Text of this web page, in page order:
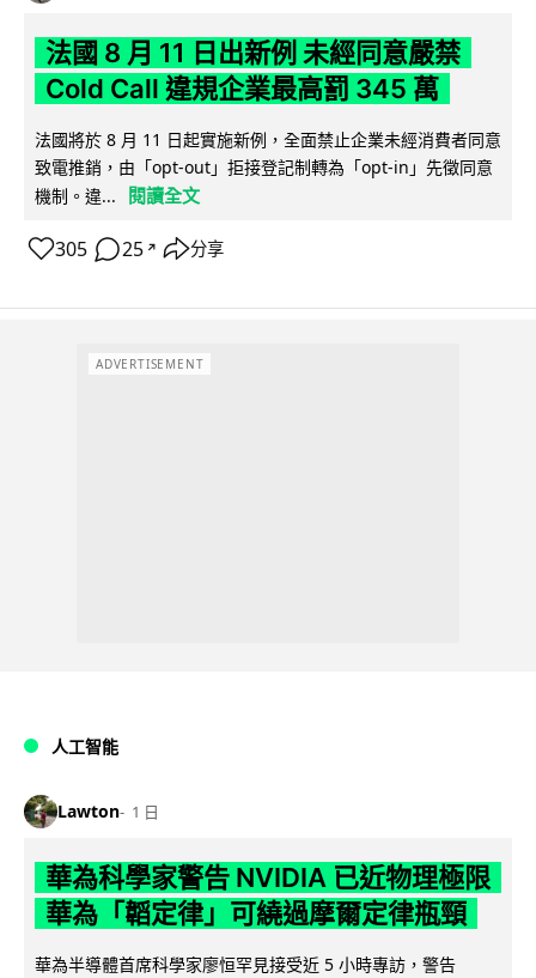
法國 8 月 11 日出新例 未經同意嚴禁
Cold Call 違規企業最高罰 345 萬
法國將於 8 月 11 日起實施新例，全面禁止企業未經消費者同意
致電推銷，由「opt-out」拒接登記制轉為「opt-in」先徵同意
機制。違...
閱讀全文
305 25 ↗ 分享
ADVERTISEMENT
人工智能
Lawton 1 日
華為科學家警告 NVIDIA 已近物理極限
華為「韜定律」可繞過摩爾定律瓶頸
華為半導體首席科學家廖恒罕見接受近 5 小時專訪，警告